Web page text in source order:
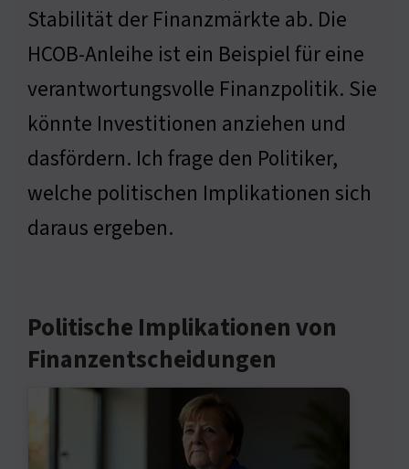
Stabilität der Finanzmärkte ab. Die
HCOB-Anleihe ist ein Beispiel für eine
verantwortungsvolle Finanzpolitik. Sie
könnte Investitionen anziehen und
dasfördern. Ich frage den Politiker,
welche politischen Implikationen sich
daraus ergeben.
Politische Implikationen von
Finanzentscheidungen